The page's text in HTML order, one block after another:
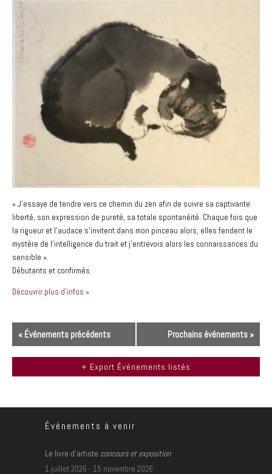
« J’essaye de tendre vers ce chemin du zen afin de suivre sa captivante
liberté, son expression de pureté, sa totale spontanéité. Chaque fois que
la rigueur et l’audace s’invitent dans mon pinceau alors, elles fendent le
mystère de l’intelligence du trait et j’entrevois alors les connaissances du
sensible ».
Débutants et confirmés.
Découvrir plus d'infos »
a
i
a
« Événements précédents Prochains événements »
+ Export Événements listés
Événements à venir
Le livre d’artiste concours et exposition
1 juillet 2026 - 15 novembre 2026